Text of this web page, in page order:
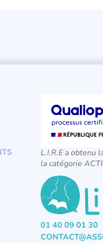
L.I.R.E a obtenu
la catégorie
01 40 09 01 30